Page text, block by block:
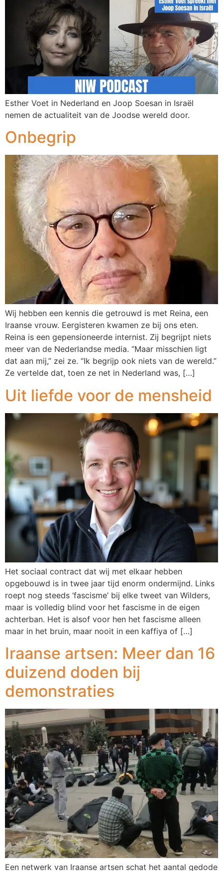
Esther Voet in Nederland en Joop Soesan in Israël
nemen de actualiteit van de Joodse wereld door.
Onbegrip
Wij hebben een kennis die getrouwd is met Reina, een
Iraanse vrouw. Eergisteren kwamen ze bij ons eten.
Reina is een gepensioneerde internist. Zij begrijpt niets
meer van de Nederlandse media. “Maar misschien ligt
dat aan mij,” zei ze. “Ik begrijp ook niets van de wereld.”
Ze vertelde dat, toen ze net in Nederland was, […]
Uit liefde voor de mensheid
Het sociaal contract dat wij met elkaar hebben
opgebouwd is in twee jaar tijd enorm ondermijnd. Links
roept nog steeds ‘fascisme’ bij elke tweet van Wilders,
maar is volledig blind voor het fascisme in de eigen
achterban. Het is alsof voor hen het fascisme alleen
maar in het bruin, maar nooit in een kaffiya of […]
Iraanse artsen: Meer dan 16
duizend doden bij
demonstraties
Een netwerk van Iraanse artsen schat het aantal gedode